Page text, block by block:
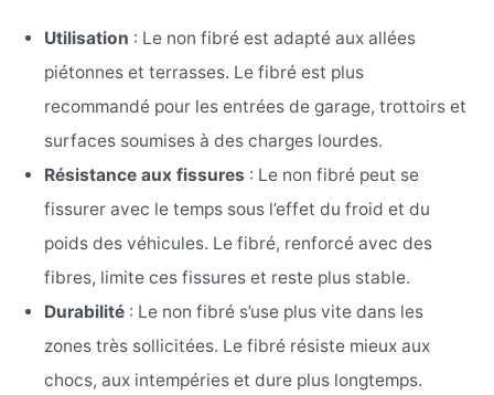
Utilisation : Le non fibré est adapté aux allées
piétonnes et terrasses. Le fibré est plus
recommandé pour les entrées de garage, trottoirs et
surfaces soumises à des charges lourdes.
Résistance aux fissures : Le non fibré peut se
fissurer avec le temps sous l’effet du froid et du
poids des véhicules. Le fibré, renforcé avec des
fibres, limite ces fissures et reste plus stable.
Durabilité : Le non fibré s’use plus vite dans les
zones très sollicitées. Le fibré résiste mieux aux
chocs, aux intempéries et dure plus longtemps.